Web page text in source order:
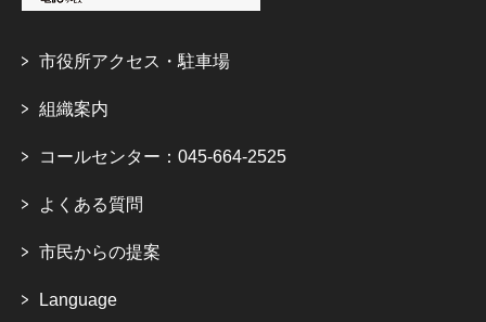
市役所アクセス・駐車場
組織案内
コールセンター：045-664-2525
よくある質問
市民からの提案
Language